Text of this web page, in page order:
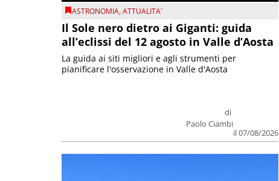
ASTRONOMIA,ATTUALITA'
Il Sole nero dietro ai Giganti: guida
all’eclissi del 12 agosto in Valle d’Aosta
di
Paolo Ciambi
il 07/08/2026
La guida ai siti migliori e agli strumenti per
pianificare l'osservazione in Valle d'Aosta